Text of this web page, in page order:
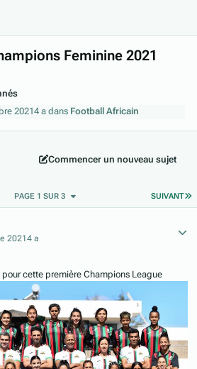
Feminine 2021
20214 a dans Football Africain
Commencer un nouveau sujet
SUIVANT
PAGE 1 SUR 3
20214 a
pour cette première Champions League